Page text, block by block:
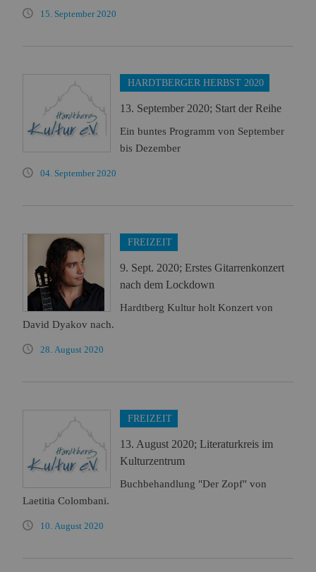
15. September 2020
HARDTBERGER HERBST 2020
13. September 2020; Start der Reihe
Ein buntes Programm von September
bis Dezember
04. September 2020
FREIZEIT
9. Sept. 2020; Erstes Gitarrenkonzert
nach dem Lockdown
Hardtberg Kultur holt Konzert von
David Dyakov nach.
28. August 2020
FREIZEIT
13. August 2020; Literaturkreis im
Kulturzentrum
Buchbehandlung "Der Zopf" von
Laetitia Colombani.
10. August 2020